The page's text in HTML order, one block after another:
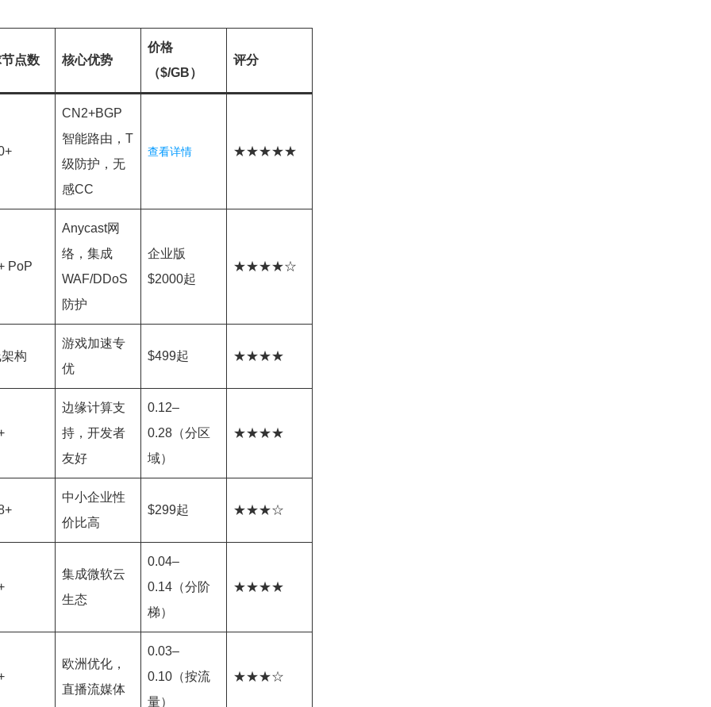
点数 核心优势
价格
（$/GB）
评分
CN2+BGP
智能路由，T
级防护，无
感CC
查看详情 ★★★★★
PoP
Anycast网
络，集成
WAF/DDoS
防护
企业版
$2000起
★★★★☆
构
游戏加速专
优
$499起 ★★★★
边缘计算支
持，开发者
友好
0.12–
0.28（分区
域）
★★★★
中小企业性
价比高
$299起 ★★★☆
集成微软云
生态
0.04–
0.14（分阶
梯）
★★★★
欧洲优化，
直播流媒体
0.03–
0.10（按流
量）
★★★☆